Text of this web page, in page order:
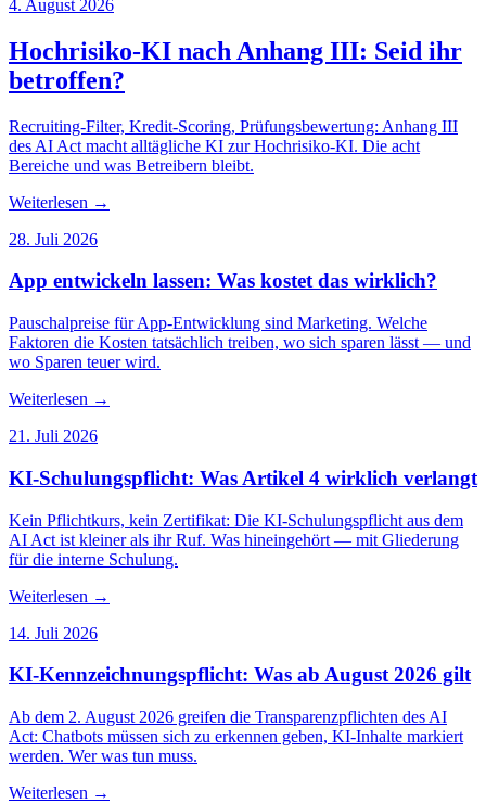
4. August 2026
Hochrisiko-KI nach Anhang III: Seid ihr
betroffen?
Recruiting-Filter, Kredit-Scoring, Prüfungsbewertung: Anhang III
des AI Act macht alltägliche KI zur Hochrisiko-KI. Die acht
Bereiche und was Betreibern bleibt.
Weiterlesen →
28. Juli 2026
App entwickeln lassen: Was kostet das wirklich?
Pauschalpreise für App-Entwicklung sind Marketing. Welche
Faktoren die Kosten tatsächlich treiben, wo sich sparen lässt — und
wo Sparen teuer wird.
Weiterlesen →
21. Juli 2026
KI-Schulungspflicht: Was Artikel 4 wirklich verlangt
Kein Pflichtkurs, kein Zertifikat: Die KI-Schulungspflicht aus dem
AI Act ist kleiner als ihr Ruf. Was hineingehört — mit Gliederung
für die interne Schulung.
Weiterlesen →
14. Juli 2026
KI-Kennzeichnungspflicht: Was ab August 2026 gilt
Ab dem 2. August 2026 greifen die Transparenzpflichten des AI
Act: Chatbots müssen sich zu erkennen geben, KI-Inhalte markiert
werden. Wer was tun muss.
Weiterlesen →